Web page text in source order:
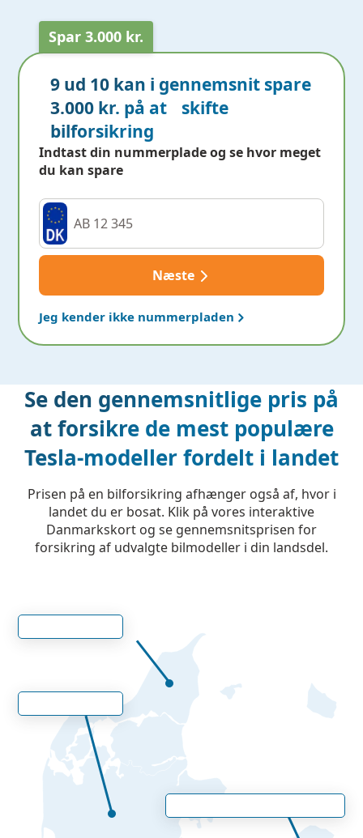
Spar 3.000 kr.
9 ud 10 kan i gennemsnit spare
3.000 kr. på at skifte
bilforsikring
Indtast din nummerplade og se hvor meget
du kan spare
Næste
Jeg kender ikke nummerpladen
Se den gennemsnitlige pris på
at forsikre de mest populære
Tesla-modeller fordelt i landet
Prisen på en bilforsikring afhænger også af, hvor i
landet du er bosat. Klik på vores interaktive
Danmarkskort og se gennemsnitsprisen for
forsikring af udvalgte bilmodeller i din landsdel.